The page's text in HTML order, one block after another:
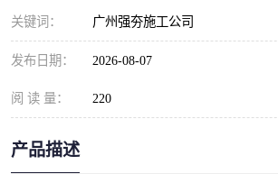
关键词： 广州强夯施工公司
发布日期： 2026-08-07
阅 读 量： 220
产品描述